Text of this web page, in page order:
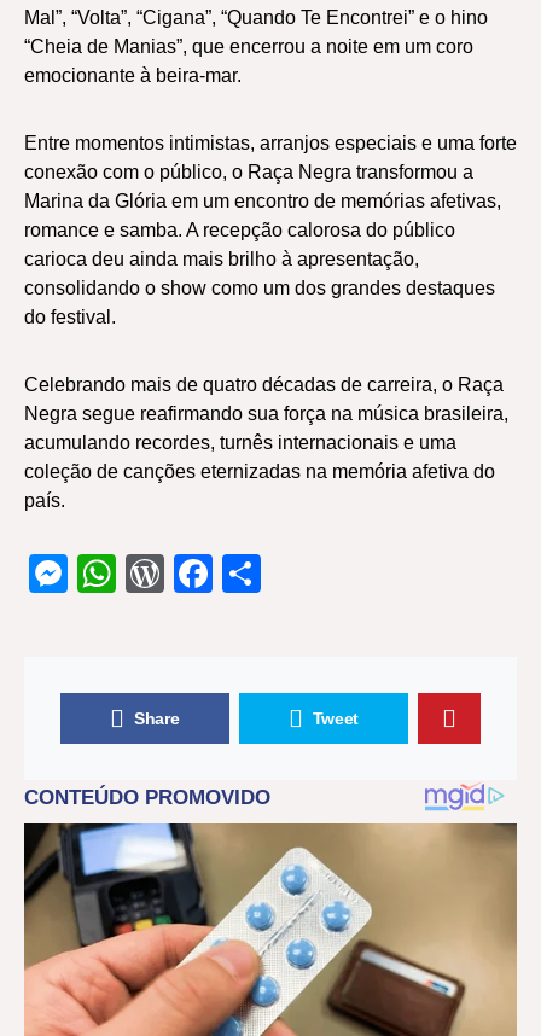
Mal”, “Volta”, “Cigana”, “Quando Te Encontrei” e o hino
“Cheia de Manias”, que encerrou a noite em um coro
emocionante à beira-mar.
Entre momentos intimistas, arranjos especiais e uma forte
conexão com o público, o Raça Negra transformou a
Marina da Glória em um encontro de memórias afetivas,
romance e samba. A recepção calorosa do público
carioca deu ainda mais brilho à apresentação,
consolidando o show como um dos grandes destaques
do festival.
Celebrando mais de quatro décadas de carreira, o Raça
Negra segue reafirmando sua força na música brasileira,
acumulando recordes, turnês internacionais e uma
coleção de canções eternizadas na memória afetiva do
país.
Messenger
WhatsApp
WordPress
Facebook
Share Tweet